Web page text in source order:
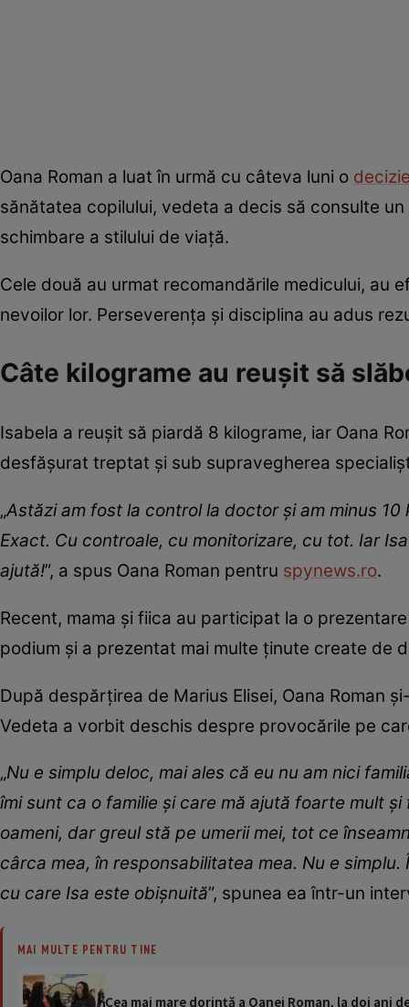
Oana Roman a luat în urmă cu câteva luni o
sănătatea copilului, vedeta a decis să consulte
schimbare a stilului de viață.
Cele două au urmat recomandările medicului, au
nevoilor lor. Perseverența și disciplina au adus
Câte kilograme au reușit să
Isabela a reușit să piardă 8 kilograme, iar Oana
desfășurat treptat și sub supravegherea
„Astăzi am fost la control la doctor și am minus
Exact. Cu controale, cu monitorizare, cu tot. Iar
ajută!”, a spus Oana Roman pentru spynews.ro.
Recent, mama și fiica au participat la o
podium și a prezentat mai multe ținute create de
După despărțirea de Marius Elisei, Oana Roman
Vedeta a vorbit deschis despre provocările pe
„Nu e simplu deloc, mai ales că eu nu am nici
îmi sunt ca o familie și care mă ajută foarte mult
oameni, dar greul stă pe umerii mei, tot ce
cârca mea, în responsabilitatea mea. Nu e
cu care Isa este obișnuită”, spunea ea într-un
MAI MULTE PENTRU TINE
Cea mai mare dorință a Oanei Roman, la doi ani